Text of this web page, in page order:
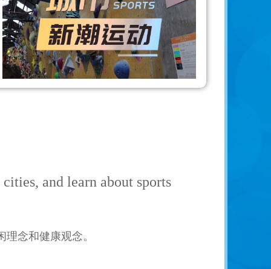
and learn about sports
念和健康观念。